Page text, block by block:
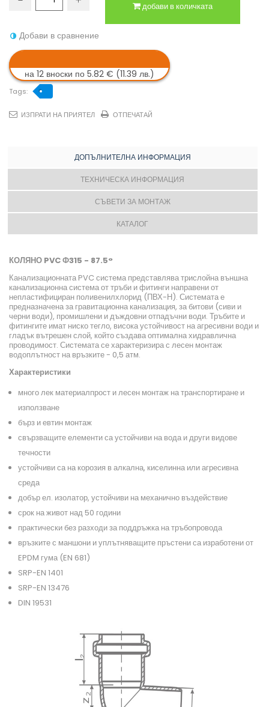
добави в количката
Добави в сравнение
на 12 вноски по 5.82 € (11.39 лв.)
Tags:
ИЗПРАТИ НА ПРИЯТЕЛ ОТПЕЧАТАЙ
ДОПЪЛНИТЕЛНА ИНФОРМАЦИЯ
ТЕХНИЧЕСКА ИНФОРМАЦИЯ
СЪВЕТИ ЗА МОНТАЖ
КАТАЛОГ
КОЛЯНО PVC Ф315 - 87.5°
Канализационната PVC система представлява трислойна външна
канализационна система от тръби и фитинги направени от
непластифициран поливенилхлорид (ПВХ-Н). Системата е
предназначена за гравитационна канализация, за битови (сиви и
черни води), промишлени и дъждовни отпадъчни води. Тръбите и
фитингите имат ниско тегло, висока устойчивост на агресивни води и
гладък вътрешен слой, който създава оптимална хидравлична
проводимост. Системата се характеризира с лесен монтаж
водоплътност на връзките - 0,5 атм.
Характеристики
много лек материалпрост и лесен монтаж на транспортиране и
използване
бърз и евтин монтаж
свързващите елементи са устойчиви на вода и други видове
течности
устойчиви са на корозия в алкална, киселинна или агресивна
среда
добър ел. изолатор, устойчиви на механично въздействие
срок на живот над 50 години
практически без разходи за поддръжка на тръбопровода
връзките с маншони и уплътняващите пръстени са изработени от
EPDM гума (EN 681)
SRP-EN 1401
SRP-EN 13476
DIN 19531